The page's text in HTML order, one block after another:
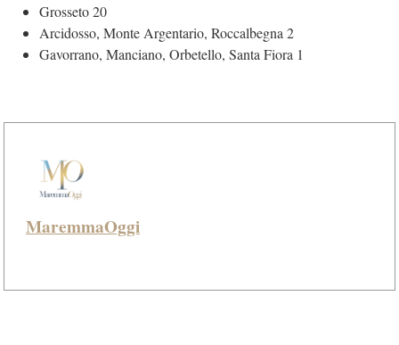
Grosseto 20
Arcidosso, Monte Argentario, Roccalbegna 2
Gavorrano, Manciano, Orbetello, Santa Fiora 1
MaremmaOggi